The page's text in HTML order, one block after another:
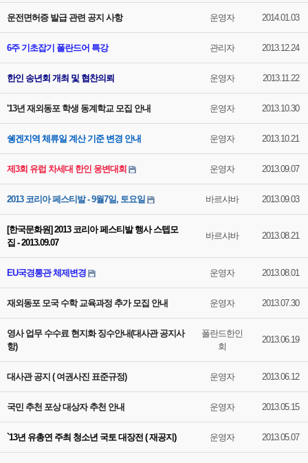
운전면허증 발급 관련 공지 사항 운영자 2014.01.03
6주 기초잡기 폴란드어 특강 관리자 2013.12.24
한인 송년회 개최 및 협찬의뢰 운영자 2013.11.22
'13년 재외동포 학생 동계학교 모집 안내 운영자 2013.10.30
쉥겐지역 체류일 계산 기준 변경 안내 운영자 2013.10.21
제3회 유럽 차세대 한인 웅변대회 운영자 2013.09.07
2013 코리아 페스티발 - 9월7일, 토요일 바르샤바 2013.09.03
[한국문화원] 2013 코리아 페스티발 행사 스텝모
집 - 2013.09.07
바르샤바 2013.08.21
EU국경통관 체제변경 운영자 2013.08.01
재외동포 모국 수학 교육과정 추가 모집 안내 운영자 2013.07.30
영사 업무 수수료 현지화 징수안내(대사관 공지사
항)
폴란드한인
회
2013.06.19
대사관 공지 ( 여권사진 표준규정) 운영자 2013.06.12
국민 추천 포상 대상자 추천 안내 운영자 2013.05.15
`13년 유총연 주최 청소년 국토 대장전 ( 재공지) 운영자 2013.05.07